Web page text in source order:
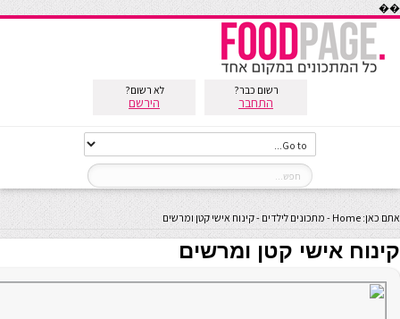
��
רשום כבר?
התחבר
לא רשום?
הירשם
אתם כאן: Home
- מתכונים לילדים -קינוח אישי קטן ומרשים
קינוח אישי קטן ומרשים